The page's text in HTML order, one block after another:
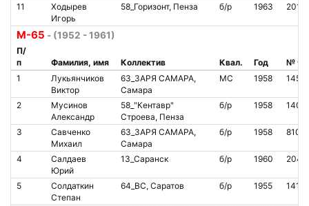
11
Ходырев
Игорь
58_Горизонт, Пенза б/р 1963
М-65 - (1952 - 1961)
П/
п
Фамилия, имя Коллектив Квал. Год
№
1
Лукьянчиков
Виктор
63_ЗАРЯ САМАРА,
Самара
МС 1958
2
Мусинов
Александр
58_"Кентавр"
Строева, Пенза
б/р 1958
3
Савченко
Михаил
63_ЗАРЯ САМАРА,
Самара
б/р 1958
4
Салдаев
Юрий
13_Саранск б/р 1960
5
Солдаткин
Степан
64_ВС, Саратов б/р 1955